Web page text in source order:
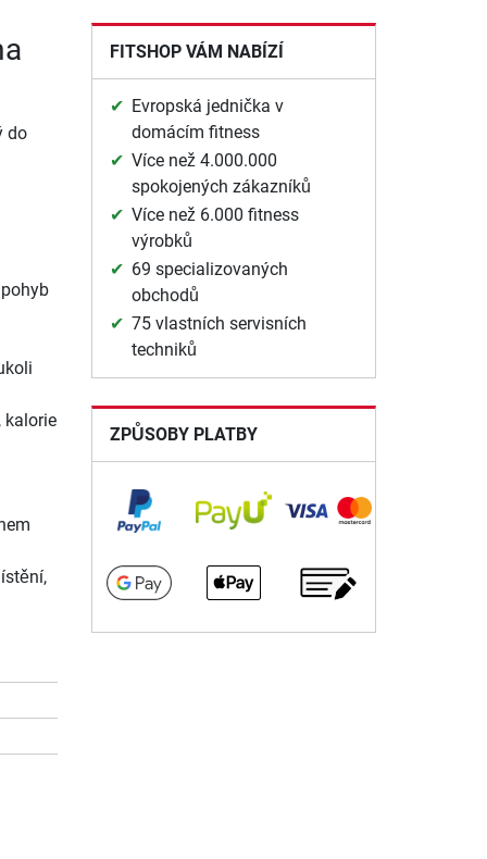
do
kalorie
FITSHOP VÁM NABÍZÍ
Evropská jednička v
domácím fitness
Více než 4.000.000
spokojených zákazníků
Více než 6.000 fitness
výrobků
69 specializovaných
obchodů
75 vlastních servisních
techniků
ZPŮSOBY PLATBY